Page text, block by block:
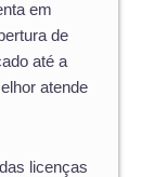
em
de
até a
atende
licenças